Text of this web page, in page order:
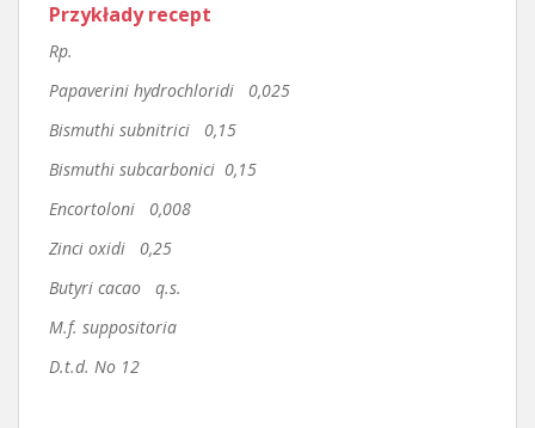
Przykłady recept
Rp.
Papaverini hydrochloridi 0,025
Bismuthi subnitrici 0,15
Bismuthi subcarbonici 0,15
Encortoloni 0,008
Zinci oxidi 0,25
Butyri cacao q.s.
M.f. suppositoria
D.t.d. No 12